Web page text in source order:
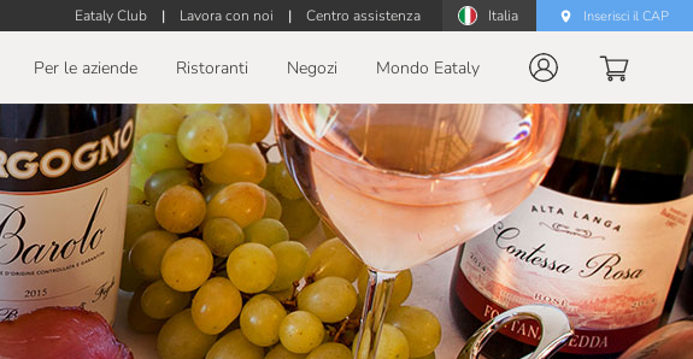
Eataly Club | Lavora con noi | Centro assistenza Italia Inserisci il CAP
Per le aziende Ristoranti Negozi Mondo Eataly